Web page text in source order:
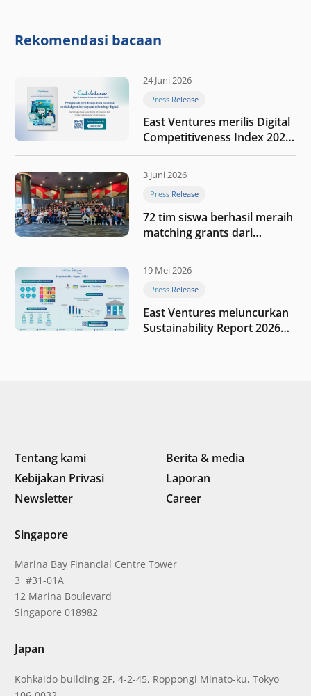
nilai melalui kedisiplinan”
Rekomendasi bacaan
24 Juni 2026
Press Release
East Ventures merilis Digital
Competitiveness Index 2026,
menyoroti fase transformasi
digital Indonesia selanjutnya
3 Juni 2026
Press Release
72 tim siswa berhasil meraih
matching grants dari
program My First $1000
19 Mei 2026
Press Release
East Ventures meluncurkan
Sustainability Report 2026
Tentang kami
Berita & media
Kebijakan Privasi
Laporan
Newsletter
Career
Singapore
Marina Bay Financial Centre Tower
3 #31-01A
12 Marina Boulevard
Singapore 018982
Japan
Kohkaido building 2F, 4-2-45, Roppongi Minato-ku, Tokyo